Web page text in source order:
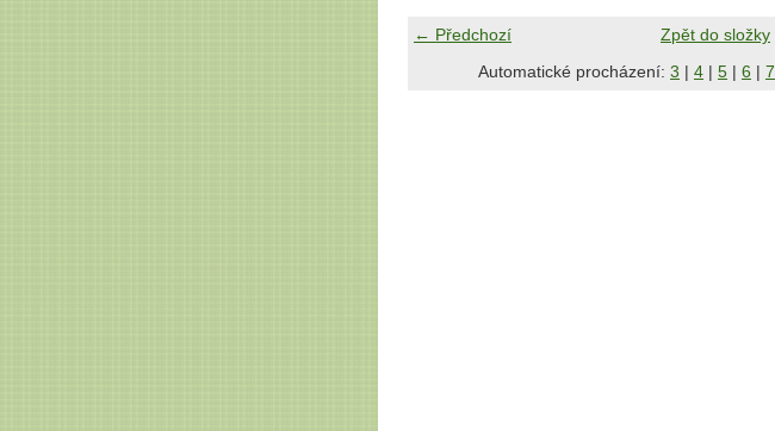
← Předchozí
Zpět do složky
Automatické procházení: 3 | 4 | 5 | 6 | 7